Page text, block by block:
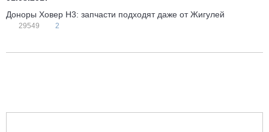
Доноры Ховер H3: запчасти подходят даже от Жигулей
29549 2